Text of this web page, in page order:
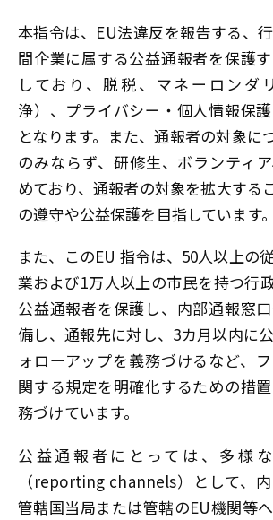
本指令は、EU法違反を報告する、
間企業に属する公益通報者を保護
しており、脱税、マネーロンダ
浄）、プライバシー・個人情報保
となります。また、通報者の対象に
のみならず、研修生、ボランティ
めており、通報者の対象を拡大する
の遵守や公益保護を目指しています。
また、このEU 指令は、50人以上の
業および1万人以上の市民を持つ行
公益通報者を保護し、内部通報窓
備し、通報先に対し、3カ月以内に
ォローアップを義務づけるなど、
関する規定を明確化するための措
務づけています。
公益通報者にとっては、多様
（reporting channels）として、内
管轄国当局または管轄のEU機関等